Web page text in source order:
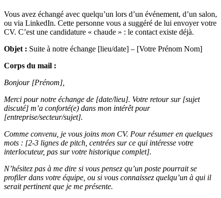
Vous avez échangé avec quelqu’un lors d’un événement, d’un salon,
ou via LinkedIn. Cette personne vous a suggéré de lui envoyer votre
CV. C’est une candidature « chaude » : le contact existe déjà.
Objet : Suite à notre échange [lieu/date] – [Votre Prénom Nom]
Corps du mail :
Bonjour [Prénom],
Merci pour notre échange de [date/lieu]. Votre retour sur [sujet
discuté] m’a conforté(e) dans mon intérêt pour
[entreprise/secteur/sujet].
Comme convenu, je vous joins mon CV. Pour résumer en quelques
mots : [2-3 lignes de pitch, centrées sur ce qui intéresse votre
interlocuteur, pas sur votre historique complet].
N’hésitez pas à me dire si vous pensez qu’un poste pourrait se
profiler dans votre équipe, ou si vous connaissez quelqu’un à qui il
serait pertinent que je me présente.